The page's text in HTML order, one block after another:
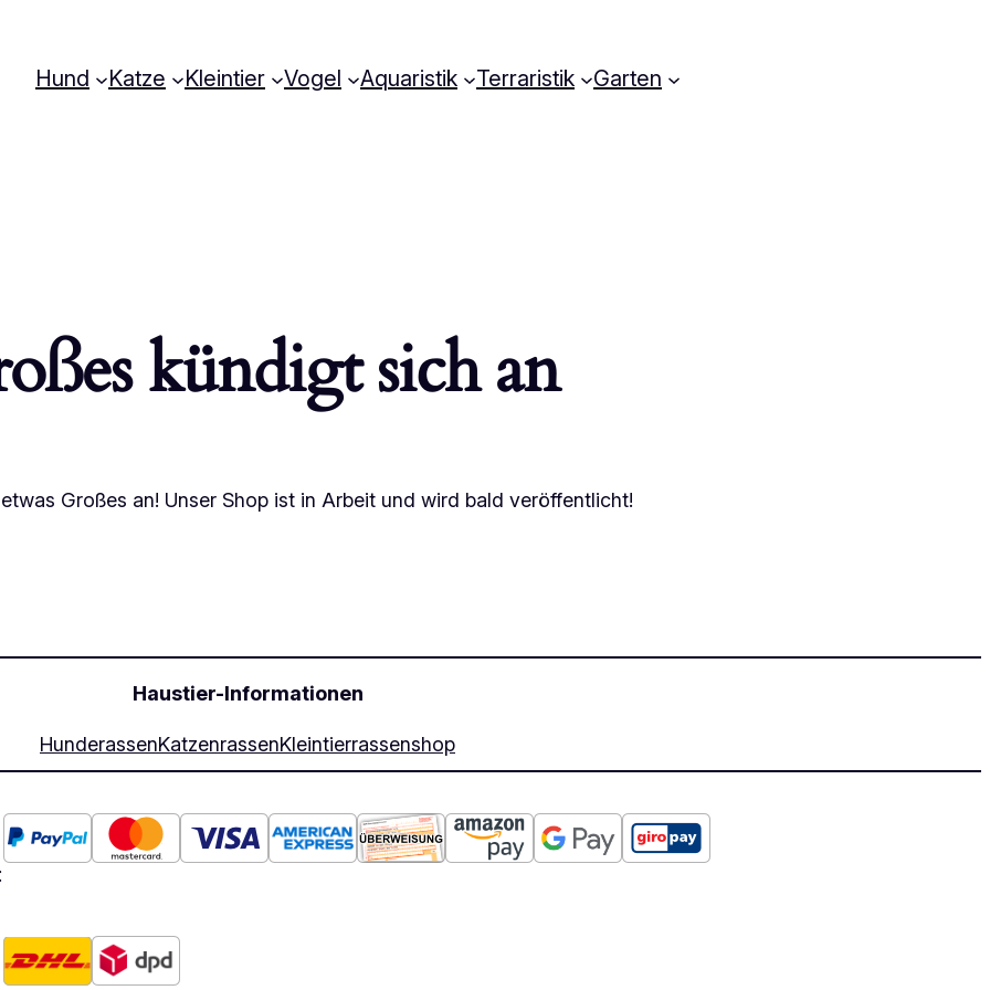
Hund Katze Kleintier Vogel Aquaristik Terraristik Garten
kündigt sich an
Großes an! Unser Shop ist in Arbeit und wird bald veröffentlicht!
Haustier-Informationen
HunderassenKatzenrassenKleintierrassenshop